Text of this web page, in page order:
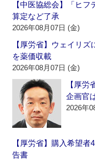
【中医協総会】「ヒ
算定など了承
2026年08月07日 (金)
【厚労省】ウェイリズ
を薬価収載
2026年08月07日 (金)
【厚労
企画官
2026年
【厚労省】購入希望
告書